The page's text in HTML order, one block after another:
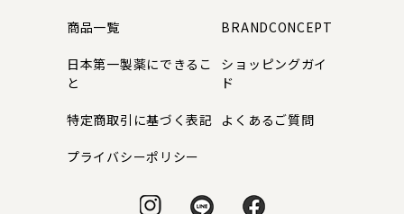
商品一覧
日本第一製薬にできるこ
と
特定商取引に基づく表記
プライバシーポリシー
BRANDCONCEPT
ショッピングガイ
ド
よくあるご質問